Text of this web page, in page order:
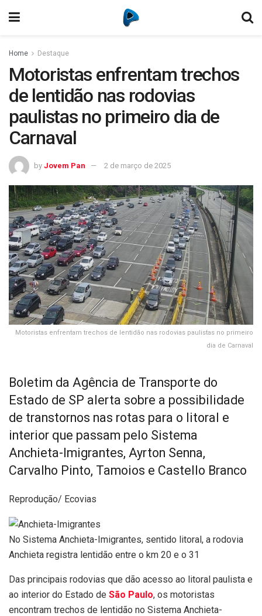
Home Destaque
Motoristas enfrentam trechos
de lentidão nas rodovias
paulistas no primeiro dia de
Carnaval
by Jovem Pan 2 de março de 2025
Motoristas enfrentam trechos de lentidão nas rodovias paulistas no primeiro
dia de Carnaval
Boletim da Agência de Transporte do
Estado de SP alerta sobre a possibilidade
de transtornos nas rotas para o litoral e
interior que passam pelo Sistema
Anchieta-Imigrantes, Ayrton Senna,
Carvalho Pinto, Tamoios e Castello Branco
Reprodução/ Ecovias
No Sistema Anchieta-Imigrantes, sentido litoral, a rodovia
Anchieta registra lentidão entre o km 20 e o 31
Das principais rodovias que dão acesso ao litoral paulista e
ao interior do Estado de São Paulo, os motoristas
encontram trechos de lentidão no Sistema Anchieta-